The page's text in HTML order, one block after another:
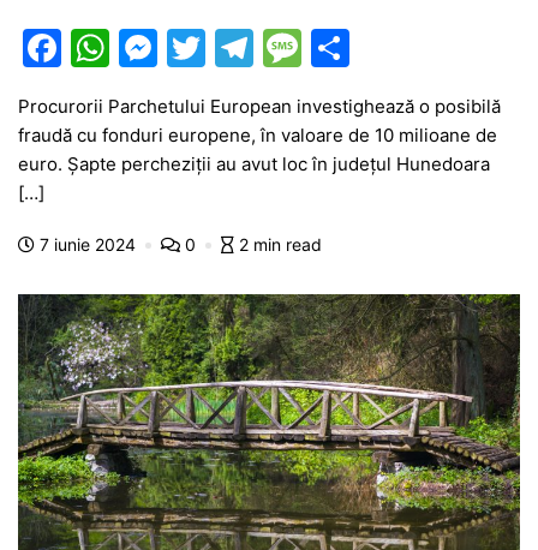
F
c
e
o
k
W
at
s
p
M
s
s
n
er
T
itt
er
T
e
gr
m
M
s
s
g
ar
ta
je
Procurorii Parchetului European investighează o posibilă
fraudă cu fonduri europene, în valoare de 10 milioane de
euro. Șapte percheziții au avut loc în județul Hunedoara
[…]
7 iunie 2024 0 2 min read